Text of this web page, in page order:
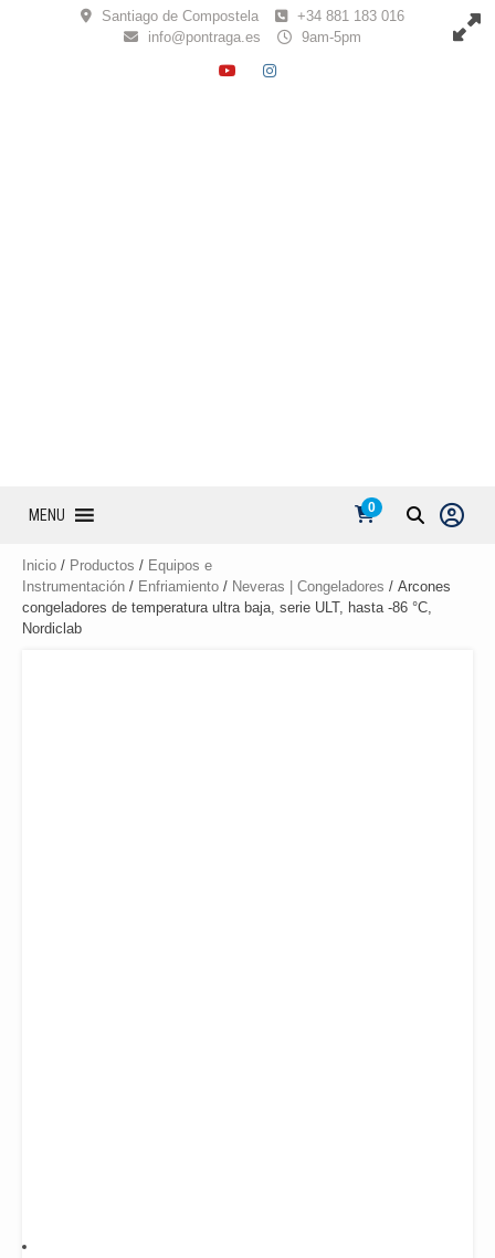
Santiago de Compostela
+34 881 183 016
info@pontraga.es
9am-5pm
YOUTUBE
INSTAGRAM
MENU 0
Inicio / Productos / Equipos e
Instrumentación / Enfriamiento / Neveras | Congeladores / Arcones
congeladores de temperatura ultra baja, serie ULT, hasta -86 °C,
Nordiclab